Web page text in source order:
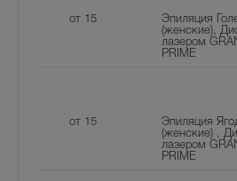
от 15
Эпиляция
(женские),
лазером
PRIME
от 15
Эпиляция
(женские) ,
лазером
PRIME